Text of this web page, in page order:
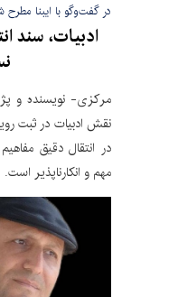
در گفت‌وگو با ایبنا مطرح
ادبیات، سند
مرکزی- نویسنده و
نقش ادبیات در ثبت
در انتقال دقیق
مهم و انکارناپذیر است.